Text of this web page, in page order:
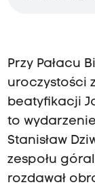
Przy Pałacu
uroczystości
beatyfikacji
to
Stanisław
zespołu
rozdawał